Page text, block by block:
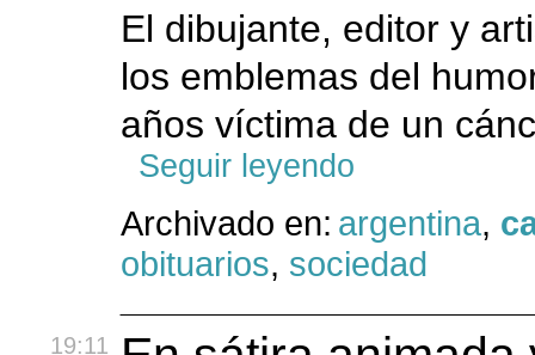
El dibujante, editor y
los emblemas del
años víctima de un
Seguir leyendo
Archivado en: argentina,
obituarios, sociedad
19:11